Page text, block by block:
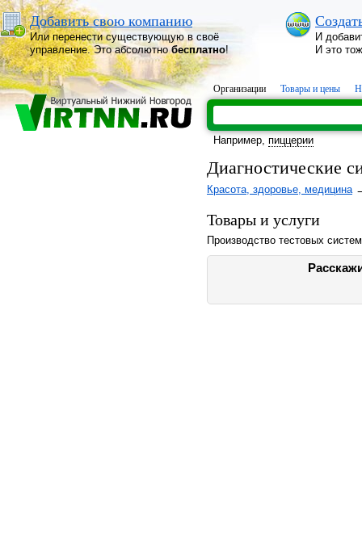
Добавить свою компанию
Или перенести существующую в своё
управление. Это абсолютнобесплатно!
И
И это
Организации Товары и цены
Например, пиццерии
Красота, здоровье, медицина
Товары и услуги
Производство тестовых